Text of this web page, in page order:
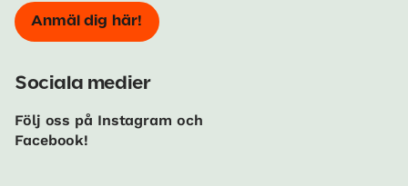
Anmäl dig här!
Sociala medier
Följ oss på Instagram och
Facebook!